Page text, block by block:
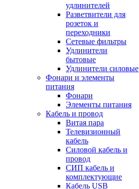
удлинителей
Разветвители для
розеток и
переходники
Сетевые фильтры
Удлинители
бытовые
Удлинители силовые
Фонари и элементы
питания
Фонари
Элементы питания
Кабель и провод
Витая пара
Телевизионный
кабель
Силовой кабель и
провод
СИП кабель и
комплектующие
Кабель USB